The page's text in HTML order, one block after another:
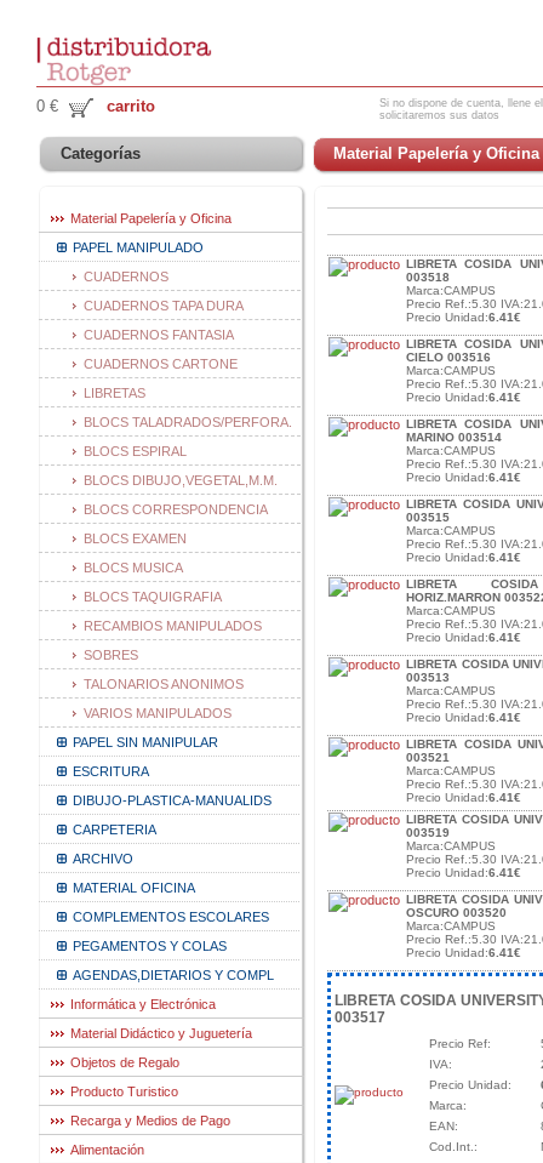
0 € carrito
Si no dispone de cuenta, llene
solicitaremos sus datos
Categorías
Material Papelería y Oficina
PAPEL MANIPULADO
CUADERNOS
CUADERNOS TAPA DURA
CUADERNOS FANTASIA
CUADERNOS CARTONE
LIBRETAS
BLOCS TALADRADOS/PERFORA.
BLOCS ESPIRAL
BLOCS DIBUJO,VEGETAL,M.M.
BLOCS CORRESPONDENCIA
BLOCS EXAMEN
BLOCS MUSICA
BLOCS TAQUIGRAFIA
RECAMBIOS MANIPULADOS
SOBRES
TALONARIOS ANONIMOS
VARIOS MANIPULADOS
PAPEL SIN MANIPULAR
ESCRITURA
DIBUJO-PLASTICA-MANUALIDS
CARPETERIA
ARCHIVO
MATERIAL OFICINA
COMPLEMENTOS ESCOLARES
PEGAMENTOS Y COLAS
AGENDAS,DIETARIOS Y COMPL
Informática y Electrónica
Material Didáctico y Juguetería
Objetos de Regalo
Producto Turistico
Recarga y Medios de Pago
Alimentación
Material Papelería y Oficina
LIBRETA COSIDA
003518
Marca:CAMPUS
Precio Ref.:5.30
Precio Unidad:6.41€
LIBRETA COSIDA
CIELO 003516
Marca:CAMPUS
Precio Ref.:5.30
Precio Unidad:6.41€
LIBRETA COSIDA
MARINO 003514
Marca:CAMPUS
Precio Ref.:5.30
Precio Unidad:6.41€
LIBRETA COSIDA
003515
Marca:CAMPUS
Precio Ref.:5.30
Precio Unidad:6.41€
LIBRETA
HORIZ.MARRON
Marca:CAMPUS
Precio Ref.:5.30
Precio Unidad:6.41€
LIBRETA COSIDA
003513
Marca:CAMPUS
Precio Ref.:5.30
Precio Unidad:6.41€
LIBRETA COSIDA
003521
Marca:CAMPUS
Precio Ref.:5.30
Precio Unidad:6.41€
LIBRETA COSIDA
003519
Marca:CAMPUS
Precio Ref.:5.30
Precio Unidad:6.41€
LIBRETA COSIDA
OSCURO 003520
Marca:CAMPUS
Precio Ref.:5.30
Precio Unidad:6.41€
LIBRETA COSIDA
003517
Precio Ref:
IVA:
Precio Unidad:
Marca:
EAN:
Cod.Int.: